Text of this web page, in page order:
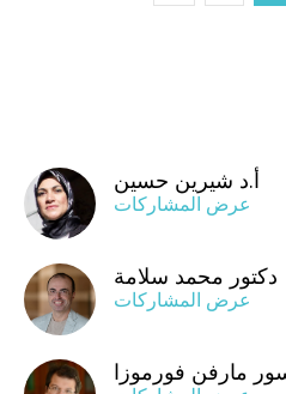
أ.د شيرين حسين
عرض المشاركات
دكتور محمد سلامة
عرض المشاركات
مارفن فورموزا